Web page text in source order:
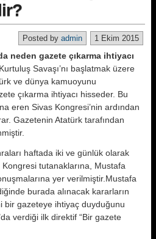
1 Ekim 2015
Posted by admin
neden gazete çıkarma ihtiyacı
Savaşı’nı başlatmak üzere
ve dünya kamuoyunu
çıkarma ihtiyacı hisseder. Bu
eren Sivas Kongresi’nin ardından
Gazetenin Atatürk tarafından
haftada iki ve günlük olarak
tutanaklarına, Mustafa
yer verilmiştir.Mustafa
burada alınacak kararların
bir gazeteye ihtiyaç duyduğunu
verdiği ilk direktif “Bir gazete